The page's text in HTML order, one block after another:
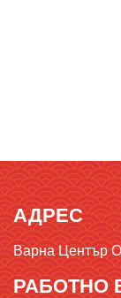
АДРЕС
Варна Център
РАБОТНО